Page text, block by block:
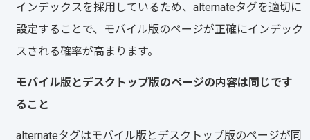
インデックスを採用しているため、alternateタグを適切に
設定することで、モバイル版のページが正確にインデック
スされる確率が高まります。
モバイル版とデスクトップ版のページの内容は同じです
ること
alternateタグはモバイル版とデスクトップ版のページが同